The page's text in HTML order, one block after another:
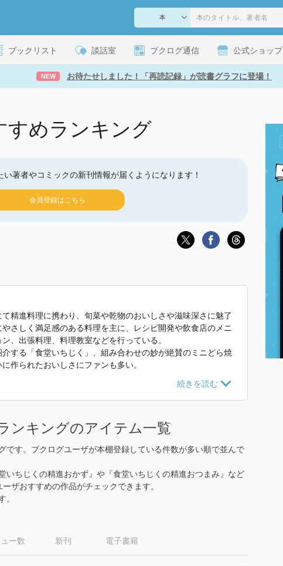
ブックリスト 談話室 ブクログ通信 公式ショップ
NEW お待たせしました！「再読記録」が読書グラフに登場！
すめランキング
著者やコミックの新刊情報が届くようになります！
会員登録はこちら
精進料理に携わり、旬菜や乾物のおいしさや滋味深さに魅了
さしく満足感のある料理を主に、レシピ開発や飲食店のメニ
、出張料理、料理教室などを行っている。
する「食堂いちじく」、組み合わせの妙が絶賛のミニどら焼
作られたおいしさにファンも多い。
かず』 で使われていた紹介文から引用しています。」
ンキングのアイテム一覧
です。ブクログユーザが本棚登録している件数が多い順で並んで
いちじくの精進おかず』や『食堂いちじくの精進おつまみ』など
ザおすすめの作品がチェックできます。
。
ー数 新刊 電子書籍